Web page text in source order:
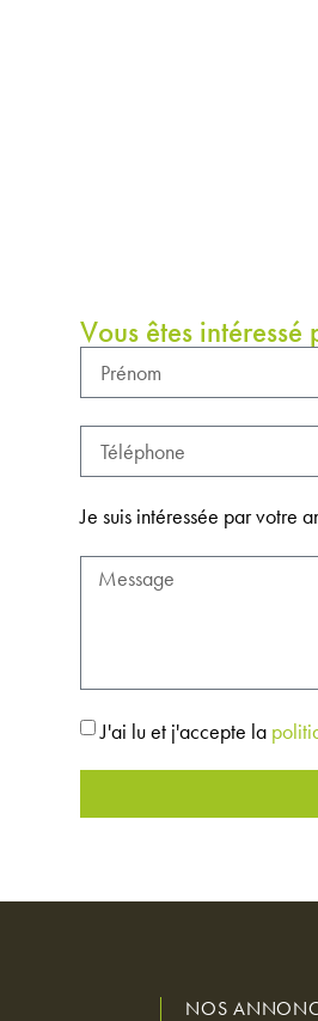
Vous êtes intéressé
Je suis intéressée par votre
J'ai lu et j'accepte la
NOS